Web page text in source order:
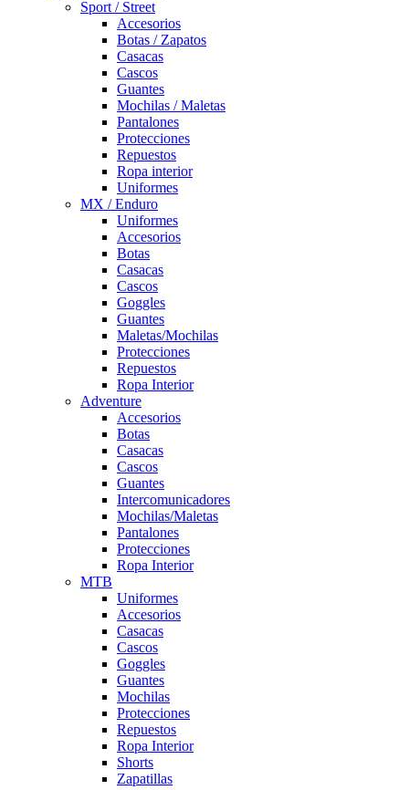
Sport / Street
Accesorios
Botas / Zapatos
Casacas
Cascos
Guantes
Mochilas / Maletas
Pantalones
Protecciones
Repuestos
Ropa interior
Uniformes
MX / Enduro
Uniformes
Accesorios
Botas
Casacas
Cascos
Goggles
Guantes
Maletas/Mochilas
Protecciones
Repuestos
Ropa Interior
Adventure
Accesorios
Botas
Casacas
Cascos
Guantes
Intercomunicadores
Mochilas/Maletas
Pantalones
Protecciones
Ropa Interior
MTB
Uniformes
Accesorios
Casacas
Cascos
Goggles
Guantes
Mochilas
Protecciones
Repuestos
Ropa Interior
Shorts
Zapatillas